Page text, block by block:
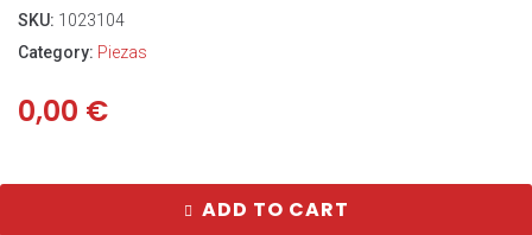
SKU: 1023104
Category: Piezas
0,00 €
ADD TO CART